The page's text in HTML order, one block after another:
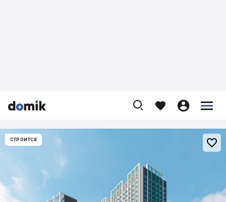


    


СТРОИТСЯ 